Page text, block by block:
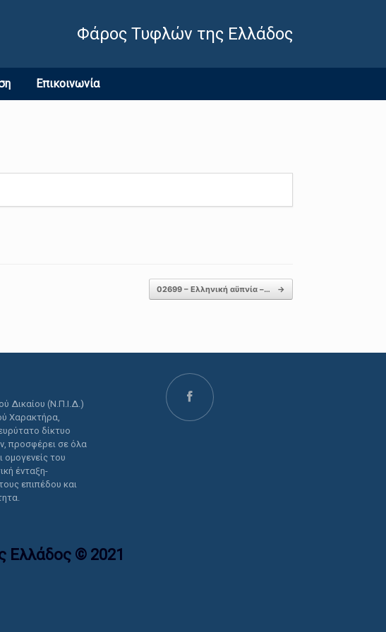
Φάρος Τυφλών της Ελλάδος
Επικοινωνία
02699 – Ελληνική αϋπνία –… →
Δικαίου (Ν.Π.Ι.Δ.)
Χαρακτήρα,
δίκτυο
προσφέρει σε όλα
του
ένταξη-
επιπέδου και
Ελλάδoς © 2021